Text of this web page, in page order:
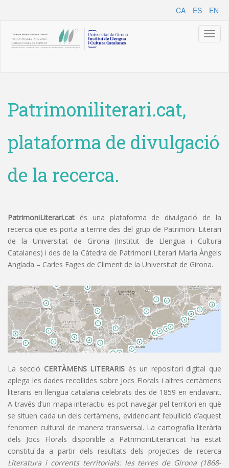
CA ES EN
Patrimoniliterari.cat,
plataforma de divulgació
de la recerca.
PatrimoniLiterari.cat és una plataforma de divulgació de la
recerca que es porta a terme des del grup de Patrimoni Literari
de la Universitat de Girona (Institut de Llengua i Cultura
Catalanes) i des de la Càtedra de Patrimoni Literari Maria Àngels
Anglada – Carles Fages de Climent de la Universitat de Girona.
La secció CERTÀMENS LITERARIS és un repositori digital que
aplega les dades recollides sobre Jocs Florals i altres certàmens
literaris en llengua catalana celebrats des de 1859 en endavant.
A través d’un mapa interactiu es pot navegar pel territori en què
se situen cada un dels certàmens, evidenciant l’ebullició d’aquest
fenomen cultural de manera transversal. La cartografia literària
dels Jocs Florals disponible a PatrimoniLiterari.cat ha estat
constituïda a partir dels resultats dels projectes de recerca
Literatura i corrents territorials: les terres de Girona (1868-